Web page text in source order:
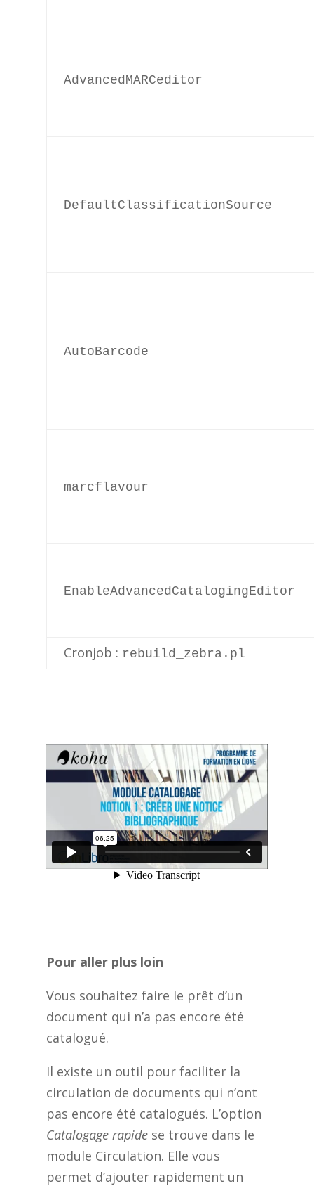
AdvancedMARCeditor
DefaultClassificationSource
AutoBarcode
marcflavour
EnableAdvancedCatalogingEditor
Cronjob : rebuild_zebra.pl
Pour aller plus loin
Vous souhaitez faire le prêt d’un
document qui n’a pas encore été
catalogué.
Il existe un outil pour faciliter la
circulation de documents qui n’ont
pas encore été catalogués. L’option
Catalogage rapidese trouve dans le
module Circulation. Elle vous
permet d’ajouter rapidement un